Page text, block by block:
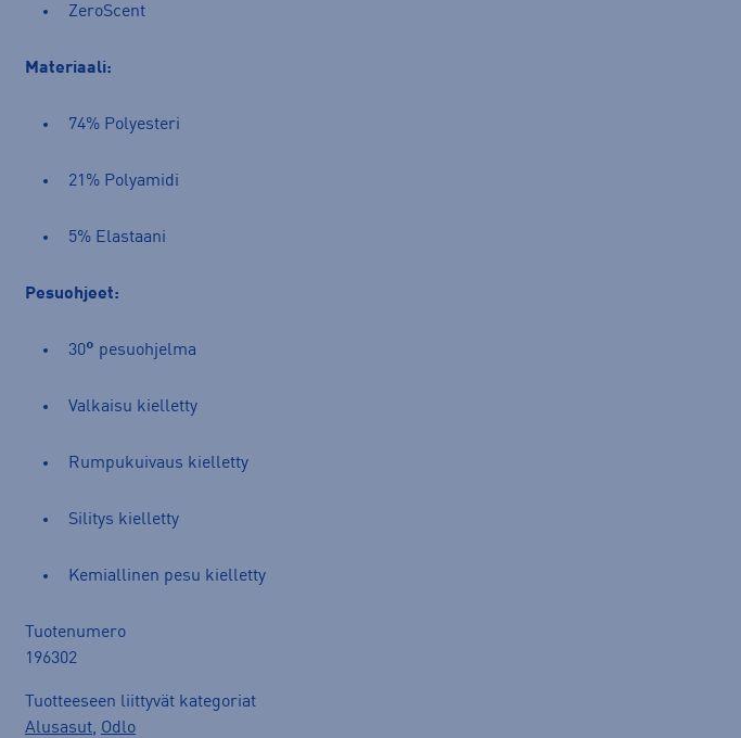
ZeroScent
Materiaali:
74% Polyesteri
21% Polyamidi
5% Elastaani
Pesuohjeet:
30° pesuohjelma
Valkaisu kielletty
Rumpukuivaus kielletty
Silitys kielletty
Kemiallinen pesu kielletty
Tuotenumero
196302
Tuotteeseen liittyvät kategoriat
Alusasut, Odlo